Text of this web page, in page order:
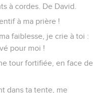
à cordes. De David.
à ma prière !
faiblesse, je crie à toi :
pour moi !
tour fortifiée, en face de
dans ta tente, me